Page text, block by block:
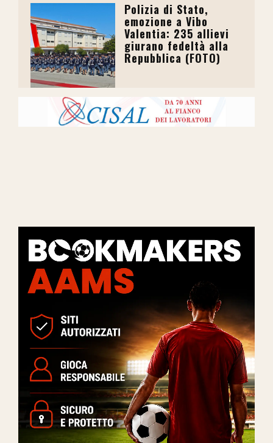
Polizia di Stato,
emozione a Vibo
Valentia: 235 allievi
giurano fedeltà alla
Repubblica (FOTO)